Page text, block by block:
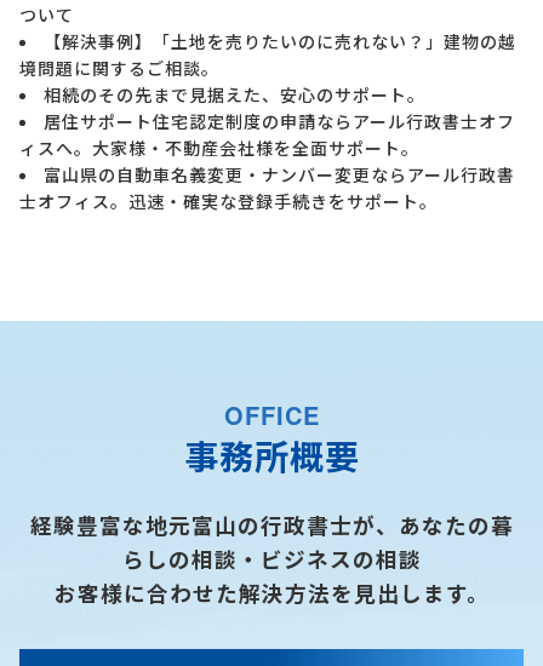
ついて
【解決事例】「土地を売りたいのに売れない？」建物の越
境問題に関するご相談。
相続のその先まで見据えた、安心のサポート。
居住サポート住宅認定制度の申請ならアール行政書士オフ
ィスへ。大家様・不動産会社様を全面サポート。
富山県の自動車名義変更・ナンバー変更ならアール行政書
士オフィス。迅速・確実な登録手続きをサポート。
OFFICE
事務所概要
経験豊富な地元富山の行政書士が、あなたの暮
らしの相談・ビジネスの相談
お客様に合わせた解決方法を見出します。